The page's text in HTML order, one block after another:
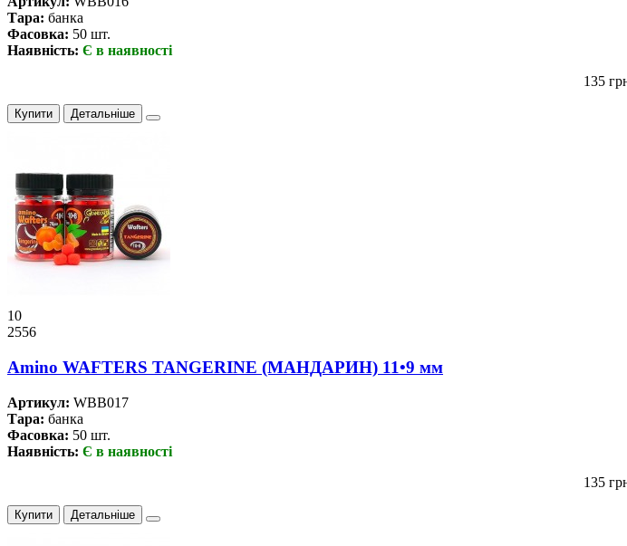
Тара: банка
Фасовка: 50 шт.
Наявність: Є в наявності
135
Купити Детальніше
10
2556
Amino WAFTERS TANGERINE (МАНДАРИН) 11•9 мм
Артикул: WBB017
Тара: банка
Фасовка: 50 шт.
Наявність: Є в наявності
135
Купити Детальніше